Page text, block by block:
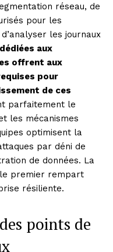
réseau, de
pour les
les journaux
aux
offrent aux
pour
de ces
parfaitement le
les mécanismes
optimisent la
par déni de
de données. La
premier rempart
résiliente.
points de